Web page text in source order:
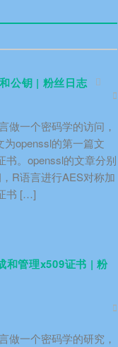
公钥 | 粉丝日志
做一个密码学的访问，
openssl的第一篇文
书。openssl的文章分别
R语言进行AES对称加
书 […]
和管理x509证书 | 粉
做一个密码学的研究，